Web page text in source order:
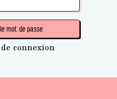
mot de passe
connexion